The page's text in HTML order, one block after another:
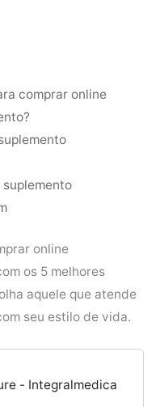
comprar online
suplemento
online
os 5 melhores
aquele que atende
seu estilo de vida.
- Integralmedica